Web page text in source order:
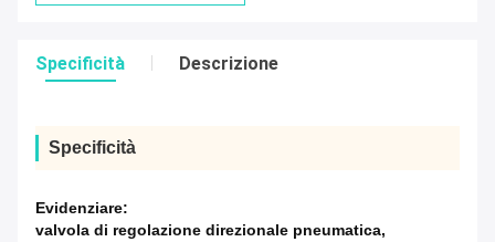
Specificità Descrizione
Specificità
Evidenziare:
valvola di regolazione direzionale pneumatica,